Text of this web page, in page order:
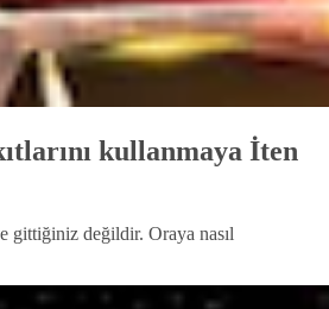
kullanmaya İten
gittiğiniz değildir. Oraya nasıl